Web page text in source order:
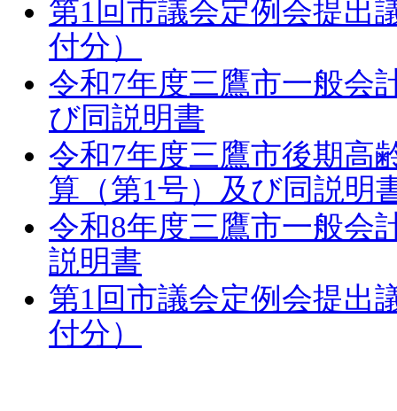
第1回市議会定例会提出
付分）
令和7年度三鷹市一般会
び同説明書
令和7年度三鷹市後期高
算（第1号）及び同説明
令和8年度三鷹市一般会
説明書
第1回市議会定例会提出
付分）